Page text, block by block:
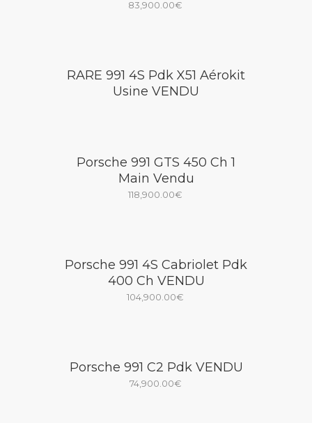
83,900.00€
RARE 991 4S Pdk X51 Aérokit
Usine VENDU
Porsche 991 GTS 450 Ch 1
Main Vendu
118,900.00€
Porsche 991 4S Cabriolet Pdk
400 Ch VENDU
104,900.00€
Porsche 991 C2 Pdk VENDU
74,900.00€